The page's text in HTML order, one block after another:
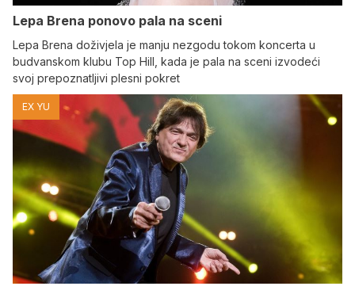
Lepa Brena ponovo pala na sceni
Lepa Brena doživjela je manju nezgodu tokom koncerta u
budvanskom klubu Top Hill, kada je pala na sceni izvodeći
svoj prepoznatljivi plesni pokret
EX YU